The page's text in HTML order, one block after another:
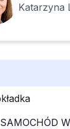
Katarzyna
SAMOCHÓD